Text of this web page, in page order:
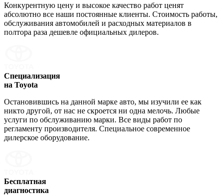
Конкурентную цену и высокое качество работ ценят
абсолютно все наши постоянные клиенты. Стоимость работы,
обслуживания автомобилей и расходных материалов в
полтора раза дешевле официальных дилеров.
Специализация
на Toyota
Остановившись на данной марке авто, мы изучили ее как
никто другой, от нас не скроется ни одна мелочь. Любые
услуги по обслуживанию марки. Все виды работ по
регламенту производителя. Специальное современное
дилерское оборудование.
Бесплатная
диагностика